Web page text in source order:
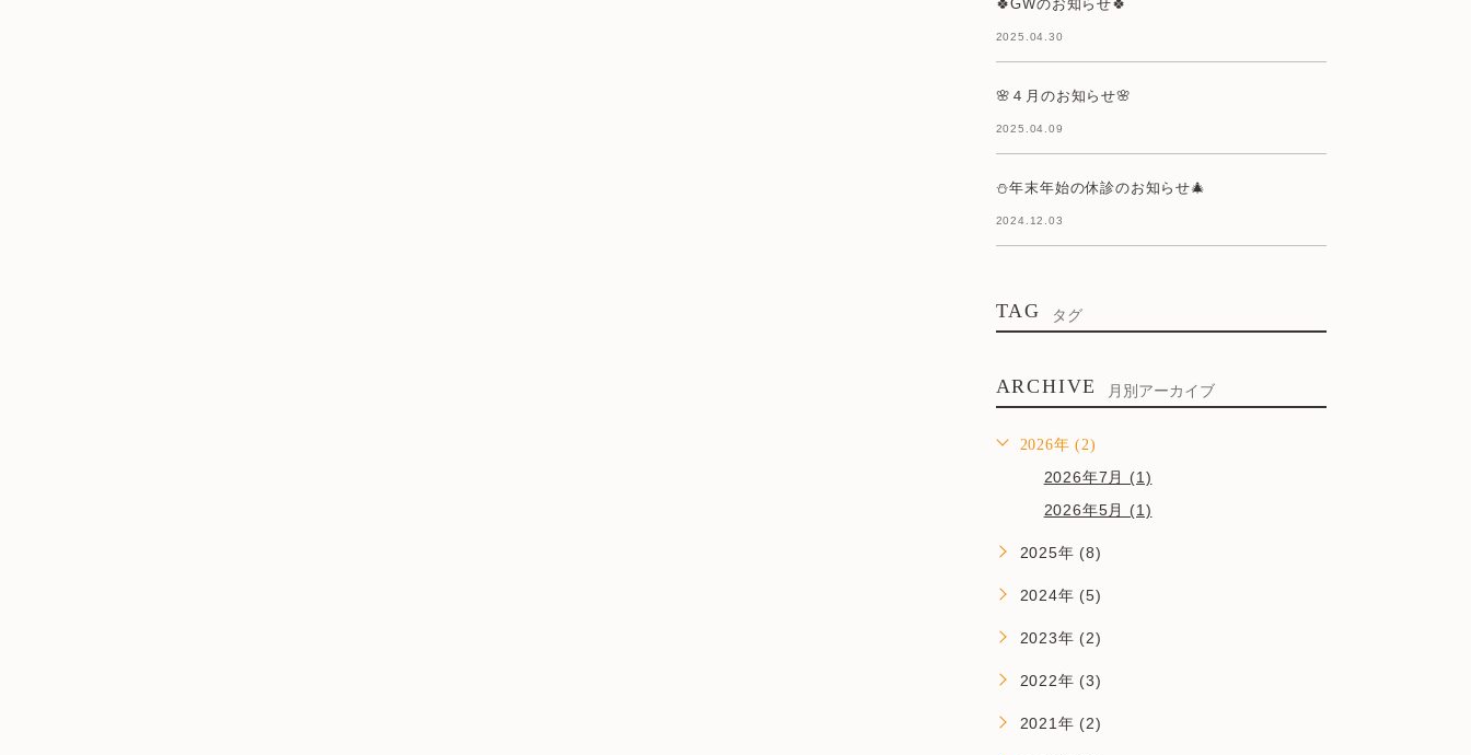
🍀GWのお知らせ🍀
2025.04.30
🌸４月のお知らせ🌸
2025.04.09
⛄年末年始の休診のお知らせ🎄
2024.12.03
TAG タグ
ARCHIVE 月別アーカイブ
2026年 (2)
2026年7月 (1)
2026年5月 (1)
2025年 (8)
2024年 (5)
2023年 (2)
2022年 (3)
2021年 (2)